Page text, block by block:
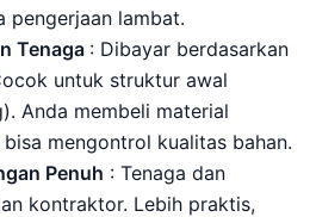
pengerjaan lambat.
Tenaga : Dibayar berdasarkan
untuk struktur awal
Anda membeli material
mengontrol kualitas bahan.
Penuh : Tenaga dan
kontraktor. Lebih praktis,